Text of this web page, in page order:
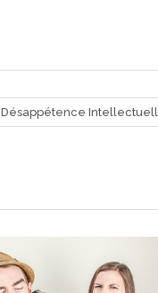
Désappétence